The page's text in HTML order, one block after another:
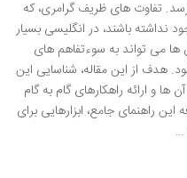
تفاوت های ظریف گرامری، که
نداشته باشند، در انگلیسی بسیار
ها می تواند به سوءتفاهم های
هدف از این مقاله، شناسایی این
و ارائه راهکارهای گام به گام
راهنمای جامع، ابزارهایی برای
…